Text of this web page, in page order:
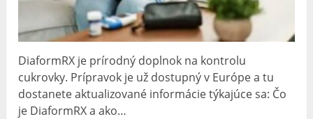
DiaformRX je prírodný doplnok na kontrolu
cukrovky. Prípravok je už dostupný v Európe a tu
dostanete aktualizované informácie týkajúce sa: Čo
je DiaformRX a ako…